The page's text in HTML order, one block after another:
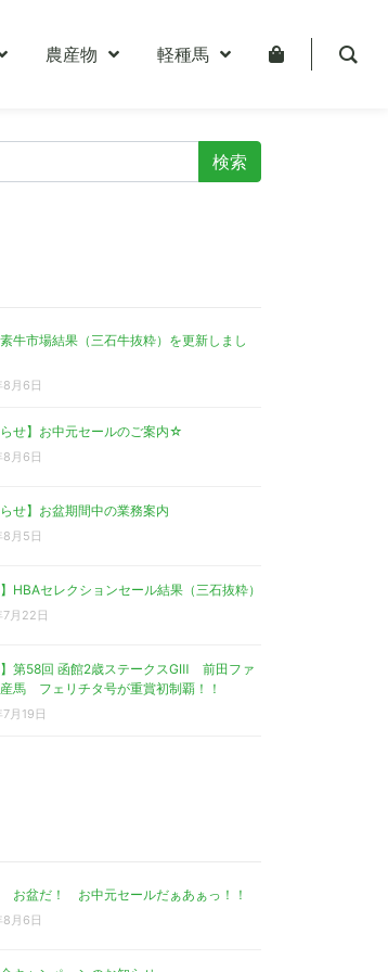
農産物 軽種馬
牛市場結果（三石牛抜粋）を更新しまし
月6日
らせ】お中元セールのご案内☆
月6日
らせ】お盆期間中の業務案内
月5日
】HBAセレクションセール結果（三石抜粋）
月22日
】第58回 函館2歳ステークスGⅢ 前田ファ
馬 フェリチタ号が重賞初制覇！！
月19日
お盆だ！ お中元セールだぁあぁっ！！
月6日